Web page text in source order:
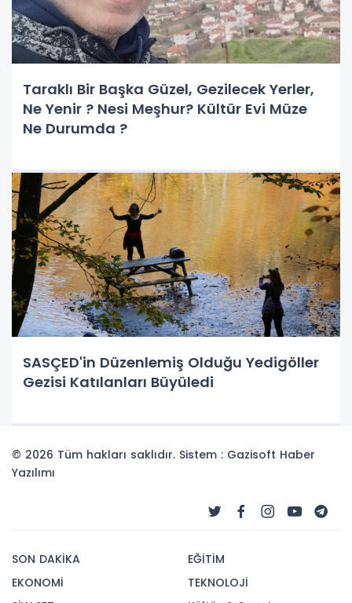
Taraklı Bir Başka Güzel, Gezilecek Yerler,
Ne Yenir ? Nesi Meşhur? Kültür Evi Müze
Ne Durumda ?
SASÇED'in Düzenlemiş Olduğu Yedigöller
Gezisi Katılanları Büyüledi
© 2026 Tüm hakları saklıdır. Sistem : Gazisoft Haber
Yazılımı
SON DAKİKA
EKONOMİ
EĞİTİM
TEKNOLOJİ